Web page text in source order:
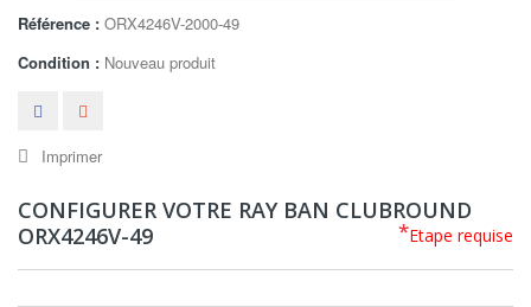
Référence : ORX4246V-2000-49
Condition : Nouveau produit
Imprimer
CONFIGURER VOTRE RAY BAN CLUBROUND
ORX4246V-49
*Etape requise